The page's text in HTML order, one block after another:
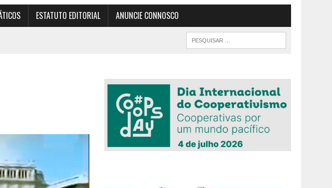
ESTATUTO EDITORIAL ANUNCIE CONNOSCO